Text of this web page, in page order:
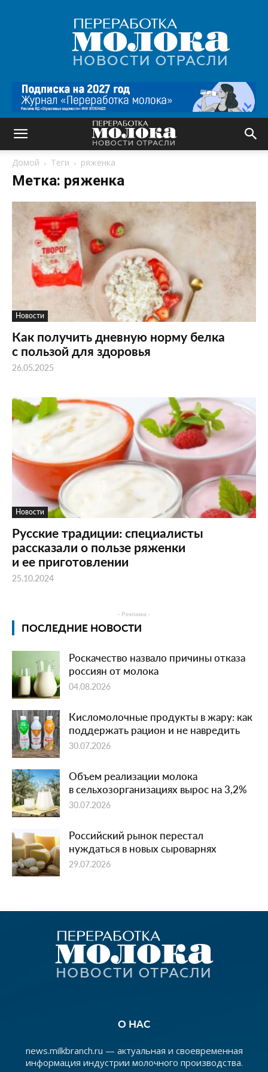
Переработка
молока
|
Новости
Домой Теги ряженка
Метка: ряженка
Новости
Как получить дневную норму белка
с пользой для здоровья
26.05.2025
Новости
Русские традиции: специалисты
рассказали о пользе ряженки
и ее приготовлении
25.10.2024
- Реклама -
ПОСЛЕДНИЕ НОВОСТИ
Роскачество назвало причины отказа
россиян от молока
04.08.2026
Кисломолочные продукты в жару: как
поддержать рацион и не навредить
30.07.2026
Объем реализации молока
в сельхозорганизациях вырос на 3,2%
30.07.2026
Российский рынок перестал
нуждаться в новых сыроварнях
29.07.2026
О НАС
news.milkbranch.ru — актуальная и своевременная
информация индустрии молочного производства.